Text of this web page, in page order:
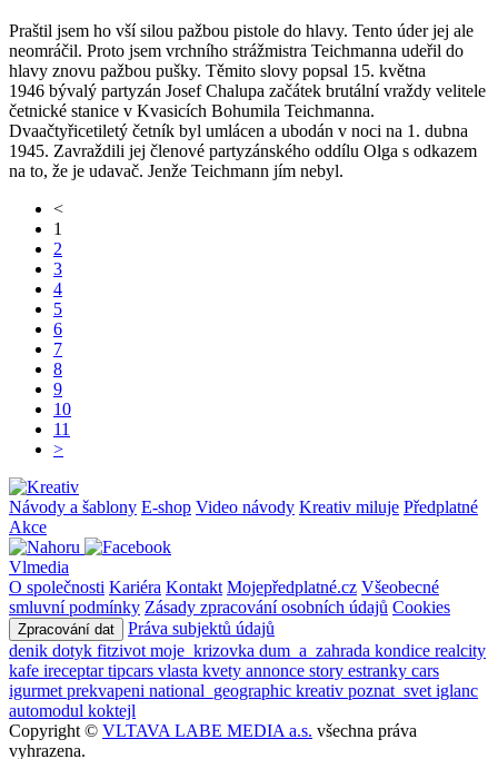
Praštil jsem ho vší silou pažbou pistole do hlavy. Tento úder jej ale
neomráčil. Proto jsem vrchního strážmistra Teichmanna udeřil do
hlavy znovu pažbou pušky. Těmito slovy popsal 15. května
1946 bývalý partyzán Josef Chalupa začátek brutální vraždy velitele
četnické stanice v Kvasicích Bohumila Teichmanna.
Dvaačtyřicetiletý četník byl umlácen a ubodán v noci na 1. dubna
1945. Zavraždili jej členové partyzánského oddílu Olga s odkazem
na to, že je udavač. Jenže Teichmann jím nebyl.
<
1
2
3
4
5
6
7
8
9
10
11
>
Návody a šablony E-shop Video návody Kreativ miluje Předplatné
Akce
Vlmedia
O společnosti Kariéra Kontakt Mojepředplatné.cz Všeobecné
smluvní podmínky Zásady zpracování osobních údajů Cookies
Zpracování dat
Práva subjektů údajů
denik dotyk fitzivot moje_krizovka dum_a_zahrada kondice realcity
kafe ireceptartipcars vlasta kvety annonce story estranky cars
igurmet prekvapeni national_geographic kreativ poznat_svet iglanc
automodul koktejl
Copyright © VLTAVA LABE MEDIA a.s. všechna práva
vyhrazena.